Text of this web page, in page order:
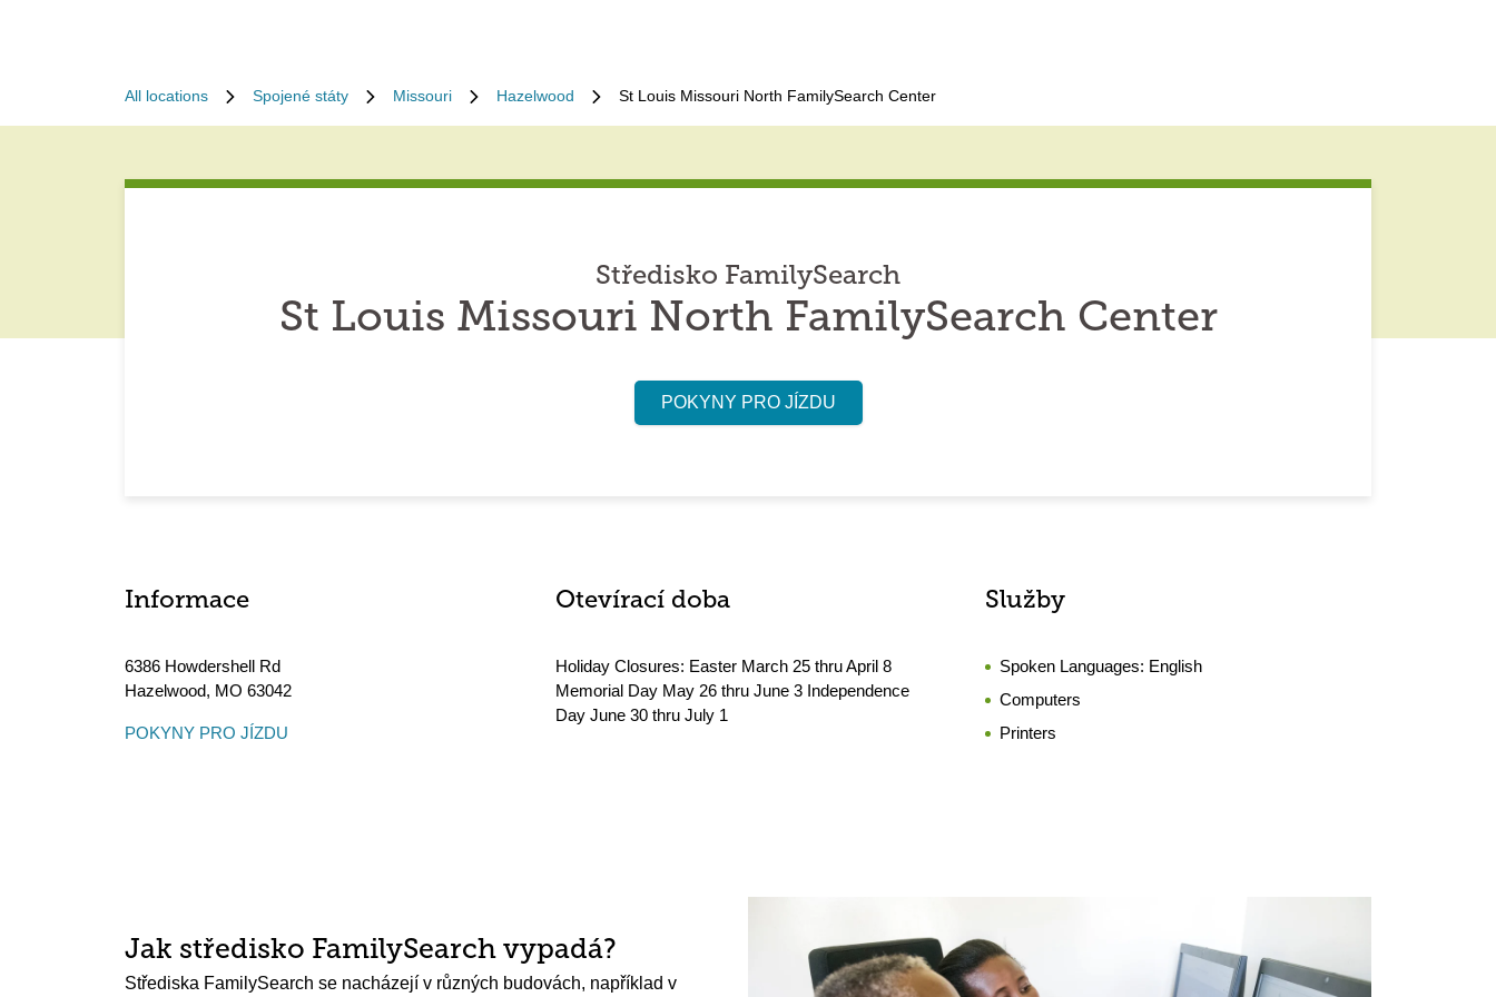
All locations Spojené státy Missouri Hazelwood St Louis Missouri North FamilySearch Center
Středisko FamilySearch
St Louis Missouri North FamilySearch Center
POKYNY PRO JÍZDU
Informace
6386 Howdershell Rd
Hazelwood, MO 63042
POKYNY PRO JÍZDU
Otevírací doba
Holiday Closures: Easter March 25 thru April 8
Memorial Day May 26 thru June 3 Independence
Day June 30 thru July 1
Služby
Spoken Languages: English
Computers
Printers
Jak středisko FamilySearch vypadá?
Střediska FamilySearch se nacházejí v různých budovách, například v